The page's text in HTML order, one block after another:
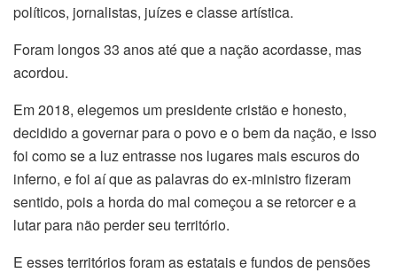
políticos, jornalistas, juízes e classe artística.
Foram longos 33 anos até que a nação acordasse, mas
acordou.
Em 2018, elegemos um presidente cristão e honesto,
decidido a governar para o povo e o bem da nação, e isso
foi como se a luz entrasse nos lugares mais escuros do
inferno, e foi aí que as palavras do ex-ministro fizeram
sentido, pois a horda do mal começou a se retorcer e a
lutar para não perder seu território.
E esses territórios foram as estatais e fundos de pensões